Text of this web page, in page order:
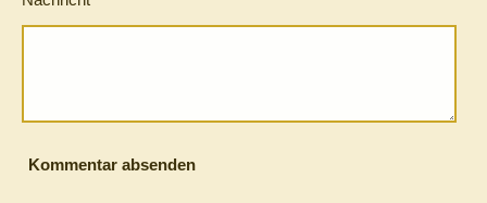
Kommentar absenden